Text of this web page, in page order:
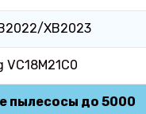
XB2023
VC18M21C0
пылесосы до 5000